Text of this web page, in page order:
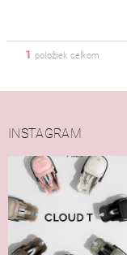
1 položiek celkom
INSTAGRAM